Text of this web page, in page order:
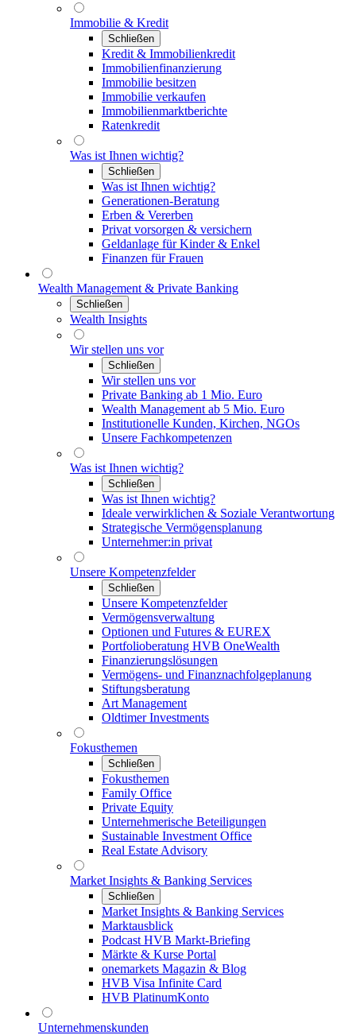
Immobilie & Kredit
Schließen
Kredit & Immobilienkredit
Immobilienfinanzierung
Immobilie besitzen
Immobilie verkaufen
Immobilienmarktberichte
Ratenkredit
Was ist Ihnen wichtig?
Schließen
Was ist Ihnen wichtig?
Generationen-Beratung
Erben & Vererben
Privat vorsorgen & versichern
Geldanlage für Kinder & Enkel
Finanzen für Frauen
Wealth Management & Private Banking
Schließen
Wealth Insights
Wir stellen uns vor
Schließen
Wir stellen uns vor
Private Banking ab 1 Mio. Euro
Wealth Management ab 5 Mio. Euro
Institutionelle Kunden, Kirchen, NGOs
Unsere Fachkompetenzen
Was ist Ihnen wichtig?
Schließen
Was ist Ihnen wichtig?
Ideale verwirklichen & Soziale Verantwortung
Strategische Vermögensplanung
Unternehmer:in privat
Unsere Kompetenzfelder
Schließen
Unsere Kompetenzfelder
Vermögensverwaltung
Optionen und Futures & EUREX
Portfolioberatung HVB OneWealth
Finanzierungslösungen
Vermögens- und Finanznachfolgeplanung
Stiftungsberatung
Art Management
Oldtimer Investments
Fokusthemen
Schließen
Fokusthemen
Family Office
Private Equity
Unternehmerische Beteiligungen
Sustainable Investment Office
Real Estate Advisory
Market Insights & Banking Services
Schließen
Market Insights & Banking Services
Marktausblick
Podcast HVB Markt-Briefing
Märkte & Kurse Portal
onemarkets Magazin & Blog
HVB Visa Infinite Card
HVB PlatinumKonto
Unternehmenskunden